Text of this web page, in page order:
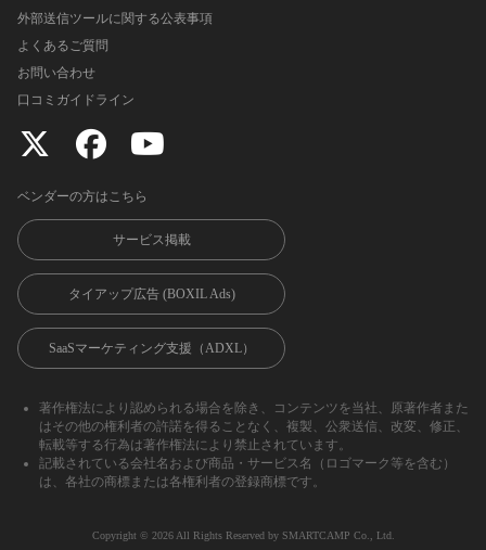
外部送信ツールに関する公表事項
よくあるご質問
お問い合わせ
口コミガイドライン
ベンダーの方はこちら
サービス掲載
タイアップ広告 (BOXIL Ads)
SaaSマーケティング支援（ADXL）
著作権法により認められる場合を除き、コンテンツを当社、原著作者また
はその他の権利者の許諾を得ることなく、複製、公衆送信、改変、修正、
転載等する行為は著作権法により禁止されています。
記載されている会社名および商品・サービス名（ロゴマーク等を含む）
は、各社の商標または各権利者の登録商標です。
Copyright ©︎ 2026 All Rights Reserved by SMARTCAMP Co., Ltd.